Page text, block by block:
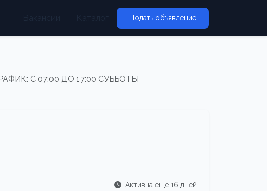
Подать объявление
С 07:00 ДО 17:00 СУББОТЫ
Активна ещё 16 дней